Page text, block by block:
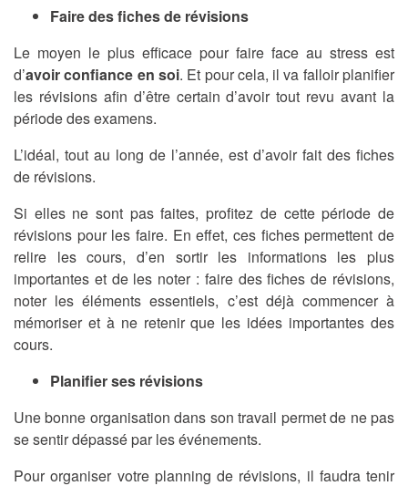
Faire des fiches de révisions
Le moyen le plus efficace pour faire face au stress est
d’avoir confiance en soi. Et pour cela, il va falloir planifier
les révisions afin d’être certain d’avoir tout revu avant la
période des examens.
L’idéal, tout au long de l’année, est d’avoir fait des fiches
de révisions.
Si elles ne sont pas faites, profitez de cette période de
révisions pour les faire. En effet, ces fiches permettent de
relire les cours, d’en sortir les informations les plus
importantes et de les noter : faire des fiches de révisions,
noter les éléments essentiels, c’est déjà commencer à
mémoriser et à ne retenir que les idées importantes des
cours.
Planifier ses révisions
Une bonne organisation dans son travail permet de ne pas
se sentir dépassé par les événements.
Pour organiser votre planning de révisions, il faudra tenir